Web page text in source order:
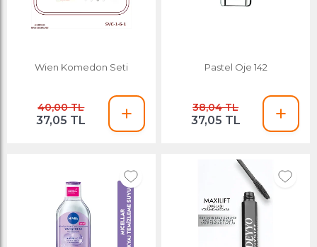
Wien Komedon Seti
40,00 TL
37,05 TL
Pastel Oje 142
38,04 TL
37,05 TL